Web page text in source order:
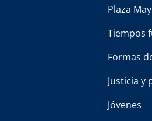
Plaza
Tiempos
Formas
Justicia y
Jóvenes